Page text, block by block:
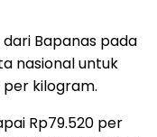
Bapanas pada
nasional untuk
kilogram.
Rp79.520 per